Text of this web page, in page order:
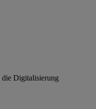
die Digitalisierung